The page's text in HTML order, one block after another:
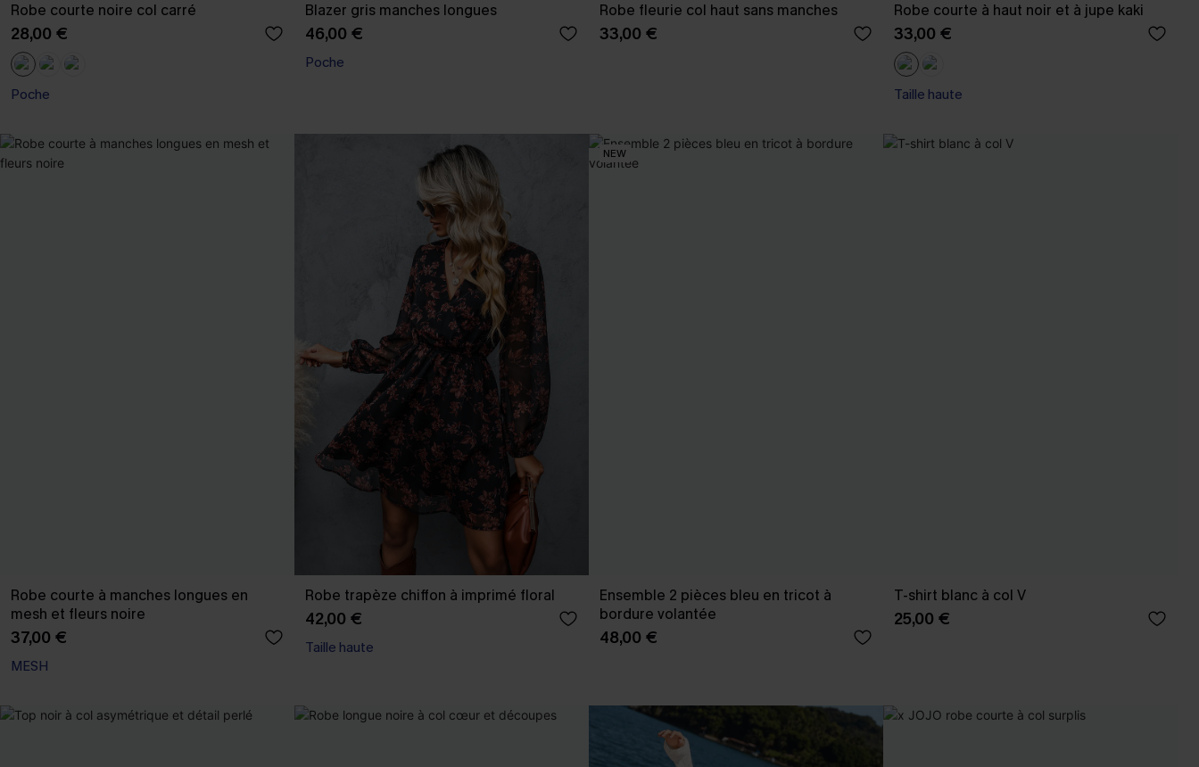
Robe courte noire col carré
28,00 €
Poche
Blazer gris manches longues
46,00 €
Poche
Robe fleurie col haut sans manches
33,00 €
Robe courte à haut noir et à jupe kaki
33,00 €
Taille haute
Robe courte à manches longues en
mesh et fleurs noire
37,00 €
MESH
Robe trapèze chiffon à imprimé floral
42,00 €
Taille haute
NEW
Ensemble 2 pièces bleu en tricot à
bordure volantée
48,00 €
T-shirt blanc à col V
25,00 €